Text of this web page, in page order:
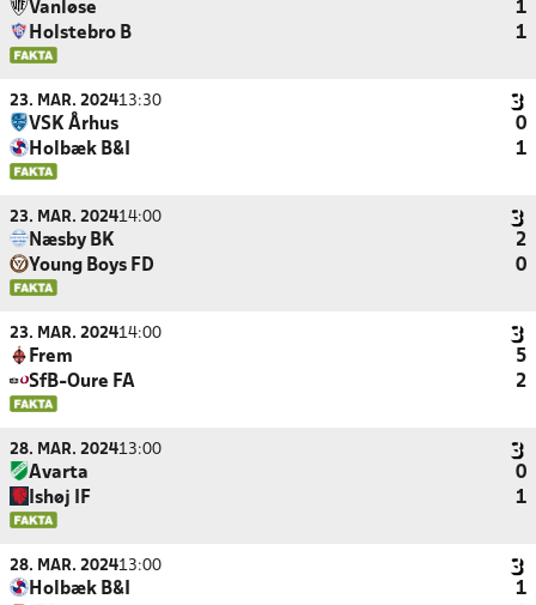
Vanløse
1
Holstebro B
1
23. MAR. 202413:30
VSK Århus
0
Holbæk B&I
1
23. MAR. 202414:00
Næsby BK
2
Young Boys FD
0
23. MAR. 202414:00
Frem
5
SfB-Oure FA
2
28. MAR. 202413:00
Avarta
0
Ishøj IF
1
28. MAR. 202413:00
Holbæk B&I
1